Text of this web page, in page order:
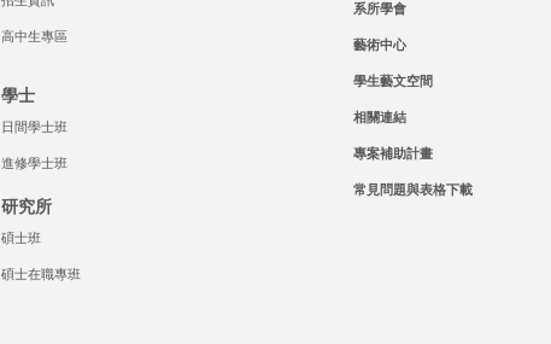
高中生專區
學士
日間學士班
進修學士班
研究所
碩士班
碩士在職專班
系所學會
藝術中心
學生藝文空間
相關連結
專案補助計畫
常見問題與表格下載